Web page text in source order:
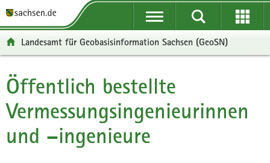
t
l
ü
b
e
r
g
t
l
n
a
v
g
p
i
n
h
a
t
t
r
-
B
e
r
e
Landesamt für Geobasisinformation Sachsen (GeoSN)
Hauptinhalt
Öffentlich bestellte
Vermessungsingenieurinnen
und –ingenieure